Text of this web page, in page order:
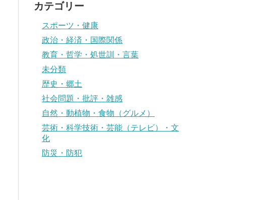
カテゴリー
スポーツ・健康
政治・経済・国際関係
教育・哲学・処世訓・言葉
未分類
歴史・郷土
社会問題・批評・雑感
自然・動植物・食物（グルメ）
芸術・科学技術・芸能（テレビ）・文
化
防災・防犯